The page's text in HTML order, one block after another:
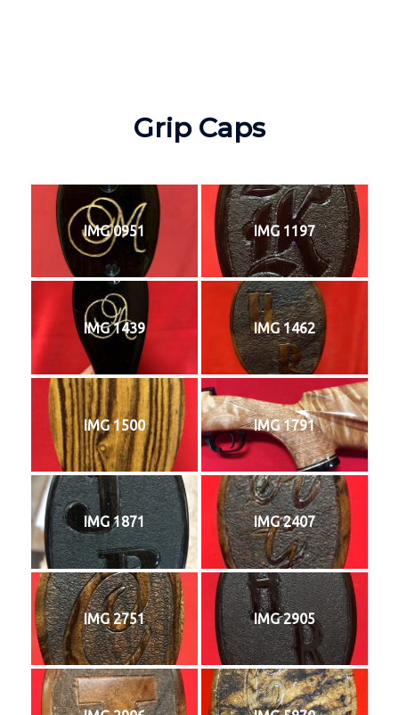
Grip Caps
IMG 0951 IMG 1197
IMG 1439 IMG 1462
IMG 1500 IMG 1791
IMG 1871 IMG 2407
IMG 2751 IMG 2905